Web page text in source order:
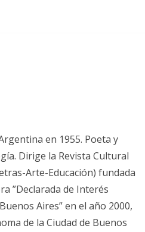
en 1955. Poeta y
Dirige la Revista Cultural
Arte-Educación) fundada
”Declarada de Interés
Aires” en el año 2000,
de la Ciudad de Buenos